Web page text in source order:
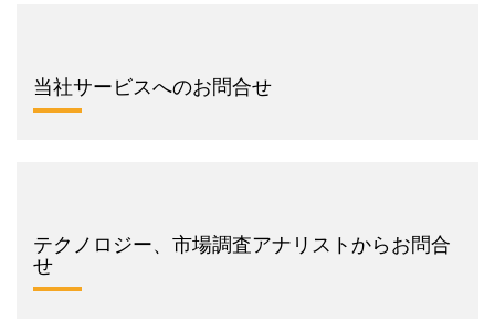
当社サービスへのお問合せ
テクノロジー、市場調査アナリストからお問合
せ